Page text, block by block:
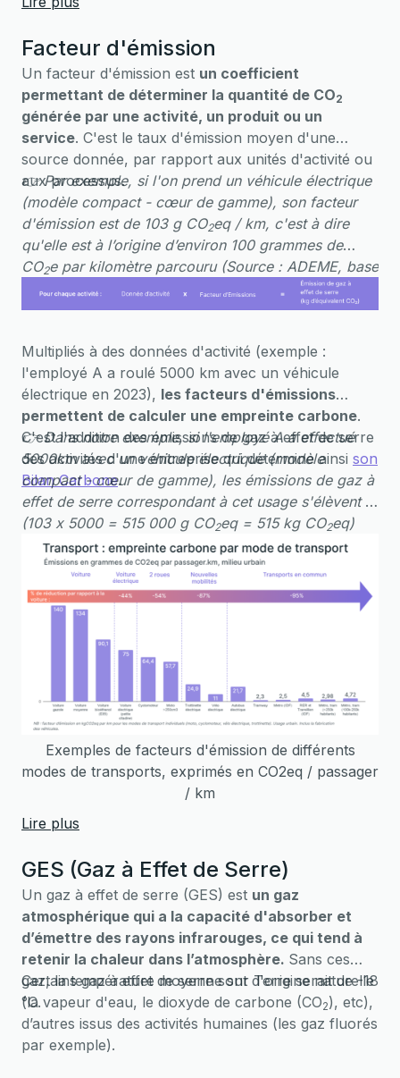
Accounting Standards Board
Standards (ESRS).
Facteur d'émission
Un facteur d'émission est un coefficient
permettant de déterminer la quantité de CO2
générée par une activité, un produit ou un
service. C'est le taux d'émission moyen d'une
source donnée, par rapport aux unités d'activité ou
aux processus.
👉 Par exemple, si l'on prend un véhicule électrique
(modèle compact - cœur de gamme), son facteur
d'émission est de 103 g CO2eq / km, c'est à dire
qu'elle est à l’origine d’environ 100 grammes de
CO2e par kilomètre parcouru (Source : ADEME, base
carbone).
Multipliés à des données d'activité (exemple :
l'employé A a roulé 5000 km avec un véhicule
électrique en 2023), les facteurs d'émissions
permettent de calculer une empreinte carbone.
C'est l'addition des émissions de gaz à effet de serre
des activités d'une entreprise qui détermine ainsi son
Bilan Carbone.
👉 Dans notre exemple, si l'employé A a effectué
5000km avec un véhicule électrique (modèle
compact - cœur de gamme), les émissions de gaz à
effet de serre correspondant à cet usage s'élèvent à
(103 x 5000 = 515 000 g CO2eq = 515 kg CO2eq)
Exemples de facteurs d'émission de différents
modes de transports, exprimés en CO2eq / passager
/ km
Lire plus
GES (Gaz à Effet de Serre)
Un gaz à effet de serre (GES) est un gaz
atmosphérique qui a la capacité d'absorber et
d’émettre des rayons infrarouges, ce qui tend à
retenir la chaleur dans l’atmosphère. Sans ces
gaz, la température moyenne sur Terre serait de -18
°C.
Certains gaz à effet de serre sont d'origine naturelle
(la vapeur d'eau, le dioxyde de carbone (CO2), etc),
d’autres issus des activités humaines (les gaz fluorés
par exemple).